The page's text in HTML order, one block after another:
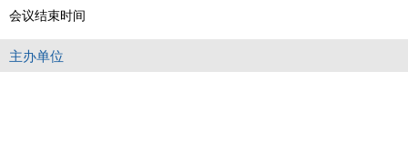
会议结束时间
主办单位